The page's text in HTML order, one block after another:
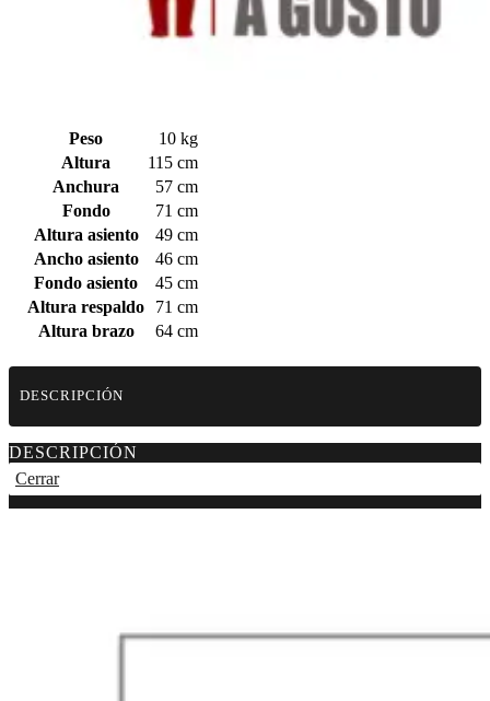
Peso
10 kg
Altura
115 cm
Anchura
57 cm
Fondo
71 cm
Altura asiento
49 cm
Ancho asiento
46 cm
Fondo asiento
45 cm
Altura respaldo
71 cm
Altura brazo
64 cm
DESCRIPCIÓN
DESCRIPCIÓN
Cerrar